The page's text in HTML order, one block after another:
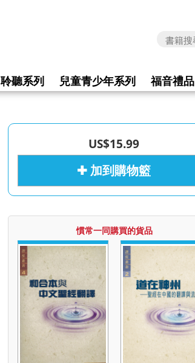
聆聽系列 兒童青少年系列 福音禮品
US$15.99
✚ 加到購物籃
慣常一同購買的貨品